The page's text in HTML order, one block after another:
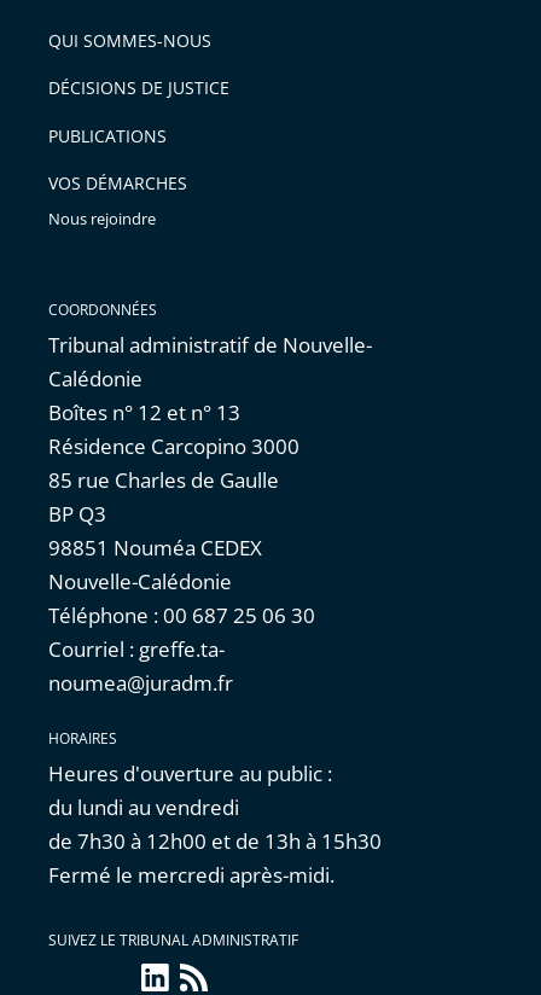
arriver
après
l'article
pour
avant
QUI SOMMES-NOUS
DÉCISIONS DE JUSTICE
PUBLICATIONS
VOS DÉMARCHES
Nous rejoindre
COORDONNÉES
Tribunal administratif de Nouvelle-
Calédonie
Boîtes n° 12 et n° 13
Résidence Carcopino 3000
85 rue Charles de Gaulle
BP Q3
98851 Nouméa CEDEX
Nouvelle-Calédonie
Téléphone : 00 687 25 06 30
Courriel : greffe.ta-
noumea@juradm.fr
HORAIRES
Heures d'ouverture au public :
du lundi au vendredi
de 7h30 à 12h00 et de 13h à 15h30
Fermé le mercredi après-midi.
SUIVEZ LE TRIBUNAL ADMINISTRATIF
linkedin
Flux